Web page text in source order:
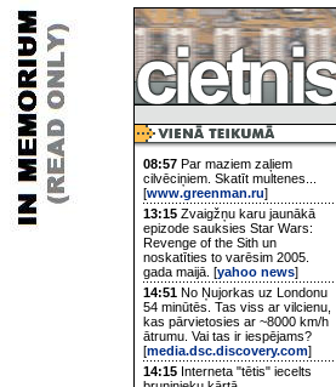
08:57 Par maziem zaļiem
cilvēciņiem. Skatīt multenes...
[www.greenman.ru]
13:15 Zvaigžņu karu jaunākā
epizode sauksies Star Wars:
Revenge of the Sith un
noskatīties to varēsim 2005.
gada maijā. [yahoo news]
14:51 No Ņujorkas uz Londonu
54 minūtēs. Tas viss ar vilcienu,
kas pārvietosies ar ~8000 km/h
ātrumu. Vai tas ir iespējams?
[media.dsc.discovery.com]
14:15 Interneta "tētis" iecelts